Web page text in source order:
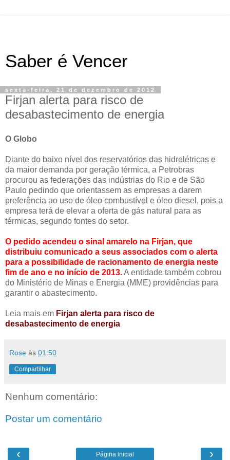
Saber é Vencer
sexta-feira, 21 de dezembro de 2012
Firjan alerta para risco de
desabastecimento de energia
O Globo
Diante do baixo nível dos reservatórios das hidrelétricas e
da maior demanda por geração térmica, a Petrobras
procurou as federações das indústrias do Rio e de São
Paulo pedindo que orientassem as empresas a darem
preferência ao uso de óleo combustível e óleo diesel, pois a
empresa terá de elevar a oferta de gás natural para as
térmicas, segundo fontes do setor.
O pedido acendeu o sinal amarelo na Firjan, que
distribuiu comunicado a seus associados com o alerta
para a possibilidade de racionamento de energia neste
fim de ano e no início de 2013.A entidade também cobrou
do Ministério de Minas e Energia (MME) providências para
garantir o abastecimento.
Leia mais em Firjan alerta para risco de
desabastecimento de energia
Rose às 01:50
Compartilhar
Nenhum comentário:
Postar um comentário
‹ ›
Página inicial